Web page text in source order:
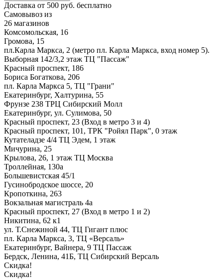
Доставка от 500 руб. бесплатно
Самовывоз из
26 магазинов
Комсомольская, 16
Громова, 15
пл.Карла Маркса, 2 (метро пл. Карла Маркса, вход номер 5).
Выборная 142/3,2 этаж ТЦ "Пассаж"
Красный проспект, 186
Бориса Богаткова, 206
пл. Карла Маркса 5, ТЦ "Грани"
Екатеринбург, Халтурина, 55
Фрунзе 238 ТРЦ Сибирский Молл
Екатеринбург, ул. Сулимова, 50
Красный проспект, 23 (Вход в метро 3 и 4)
Красный проспект, 101, ТРК "Ройял Парк", 0 этаж
Кутателадзе 4/4 ТЦ Эдем, 1 этаж
Мичурина, 25
Крылова, 26, 1 этаж ТЦ Москва
Троллейная, 130а
Большевистская 45/1
Гусинобродское шоссе, 20
Кропоткина, 263
Вокзальная магистраль 4а
Красный проспект, 27 (Вход в метро 1 и 2)
Никитина, 62 к1
ул. Т.Снежиной 44, ТЦ Гигант плюс
пл. Карла Маркса, 3, ТЦ «Версаль»
Екатеринбург, Вайнера, 9 ТЦ Пассаж
Бердск, Ленина, 41Б, ТЦ Сибирский Версаль
Скидка!
Скидка!